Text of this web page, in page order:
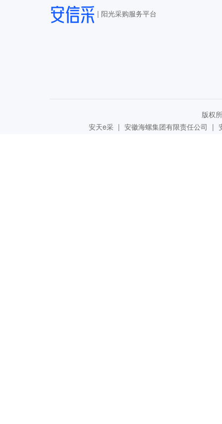
| 阳光采购服务平台
版权
安天e采 | 安徽海螺集团有限责任公司 |